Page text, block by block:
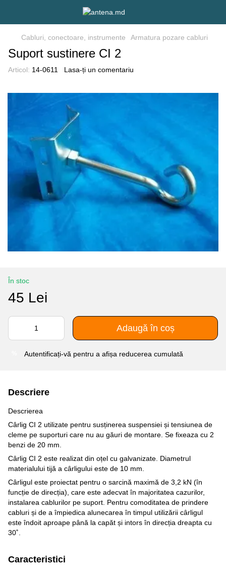
Cabluri, conectoare, instrumente Armatura pozare cabluri
Suport sustinere CI 2
Articol: 14-0611 Lasa-ți un comentariu
În stoc
45 Lei
Adaugă în coș
Autentificați-vă pentru a afișa reducerea cumulată
Descriere
Descrierea
Cârlig CI 2 utilizate pentru susținerea suspensiei și tensiunea de
cleme pe suporturi care nu au găuri de montare. Se fixeaza cu 2
benzi de 20 mm.
Cârlig CI 2 este realizat din oțel cu galvanizate. Diametrul
materialului tijă a cârligului este de 10 mm.
Cârligul este proiectat pentru o sarcină maximă de 3,2 kN (în
funcție de direcția), care este adecvat în majoritatea cazurilor,
instalarea cablurilor pe suport. Pentru comoditatea de prindere
cabluri și de a împiedica alunecarea în timpul utilizării cârligul
este îndoit aproape până la capăt și intors în direcția dreapta cu
30˚.
Caracteristici